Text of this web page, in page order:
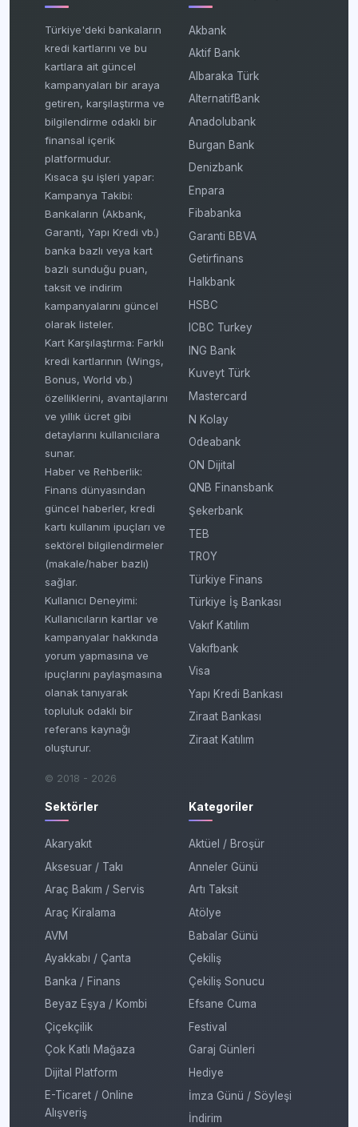
Türkiye'deki bankaların
kredi kartlarını ve bu
kartlara ait güncel
kampanyaları bir araya
getiren, karşılaştırma ve
bilgilendirme odaklı bir
finansal içerik
platformudur.
Kısaca şu işleri yapar:
Kampanya Takibi:
Bankaların (Akbank,
Garanti, Yapı Kredi vb.)
banka bazlı veya kart
bazlı sunduğu puan,
taksit ve indirim
kampanyalarını güncel
olarak listeler.
Kart Karşılaştırma: Farklı
kredi kartlarının (Wings,
Bonus, World vb.)
özelliklerini, avantajlarını
ve yıllık ücret gibi
detaylarını kullanıcılara
sunar.
Haber ve Rehberlik:
Finans dünyasından
güncel haberler, kredi
kartı kullanım ipuçları ve
sektörel bilgilendirmeler
(makale/haber bazlı)
sağlar.
Kullanıcı Deneyimi:
Kullanıcıların kartlar ve
kampanyalar hakkında
yorum yapmasına ve
ipuçlarını paylaşmasına
olanak tanıyarak
topluluk odaklı bir
referans kaynağı
oluşturur.
© 2018 - 2026
Akbank
Aktif Bank
Albaraka Türk
AlternatifBank
Anadolubank
Burgan Bank
Denizbank
Enpara
Fibabanka
Garanti BBVA
Getirfinans
Halkbank
HSBC
ICBC Turkey
ING Bank
Kuveyt Türk
Mastercard
N Kolay
Odeabank
ON Dijital
QNB Finansbank
Şekerbank
TEB
TROY
Türkiye Finans
Türkiye İş Bankası
Vakıf Katılım
Vakıfbank
Visa
Yapı Kredi Bankası
Ziraat Bankası
Ziraat Katılım
Sektörler
Akaryakıt
Aksesuar / Takı
Araç Bakım / Servis
Araç Kiralama
AVM
Ayakkabı / Çanta
Banka / Finans
Beyaz Eşya / Kombi
Çiçekçilik
Çok Katlı Mağaza
Dijital Platform
E-Ticaret / Online
Alışveriş
Kategoriler
Aktüel / Broşür
Anneler Günü
Artı Taksit
Atölye
Babalar Günü
Çekiliş
Çekiliş Sonucu
Efsane Cuma
Festival
Garaj Günleri
Hediye
İmza Günü / Söyleşi
İndirim